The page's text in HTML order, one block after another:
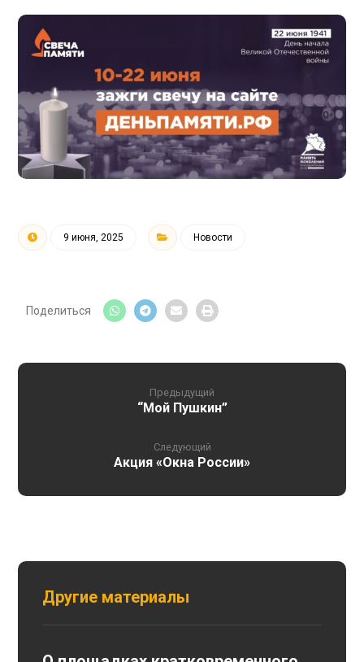
9 июня, 2025 Новости
Предыдущий
“Мой Пушкин”
Следующий
Акция «Окна России»
Другие материалы